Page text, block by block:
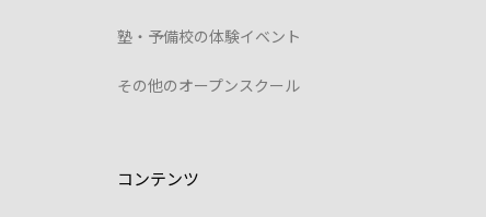
塾・予備校の体験イベント
その他のオープンスクール
コンテンツ